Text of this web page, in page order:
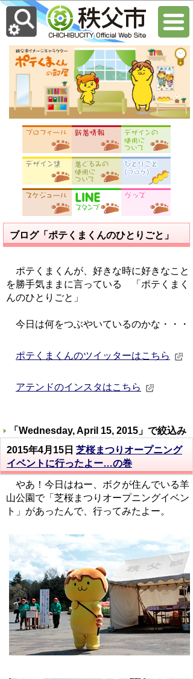
ブログ「ポテくまくんのひとりごと」
ポテくまくんが、好きな時に好きなこと
を勝手気ままに言っている 「ポテくまく
んのひとりごと」
今日は何をつぶやいているのかな・・・
ポテくまくんのツイッターはこちら
アテンドのインスタはこちら
「 Wednesday, April 15, 2015 」で絞込み
2015年4月15日 芝桜まつりオープニング
イベントに行ったよー…の巻
やあ！今日はねー、ボクが住んでいる羊
山公園で「芝桜まつりオープニングイベン
ト」があったんで、行ってみたよー。